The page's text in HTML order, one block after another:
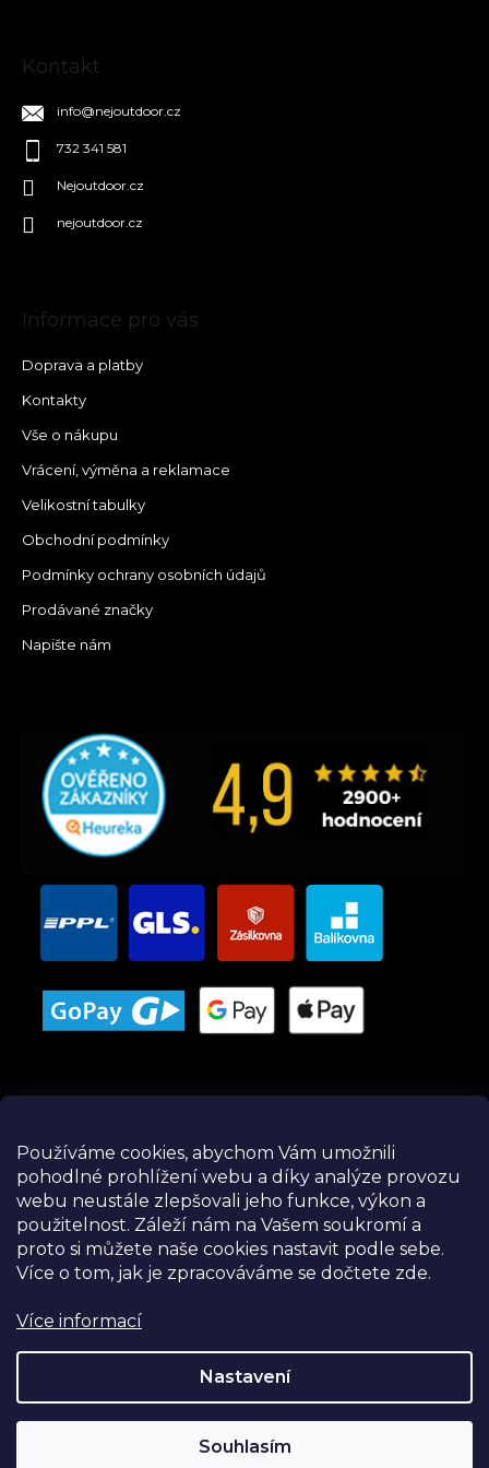
Používáme cookies, abychom Vám umožnili
pohodlné prohlížení webu a díky analýze provozu
webu neustále zlepšovali jeho funkce, výkon a
použitelnost. Záleží nám na Vašem soukromí a
proto si můžete naše cookies nastavit podle sebe.
Více o tom, jak je zpracováváme se dočtete zde.
Více informací
Nastavení
Souhlasím
Kontakt
info@nejoutdoor.cz
732 341 581
Nejoutdoor.cz
nejoutdoor.cz
Informace pro vás
Doprava a platby
Kontakty
Vše o nákupu
Vrácení, výměna a reklamace
Velikostní tabulky
Obchodní podmínky
Podmínky ochrany osobních údajů
Prodávané značky
Napište nám
Instagram